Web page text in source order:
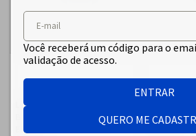
E-mail
Você receberá um código para o
validação de acesso.
ENTRAR
QUERO ME
Lâmina Externa para
Barbeador Panasonic
ES3831
Pelos